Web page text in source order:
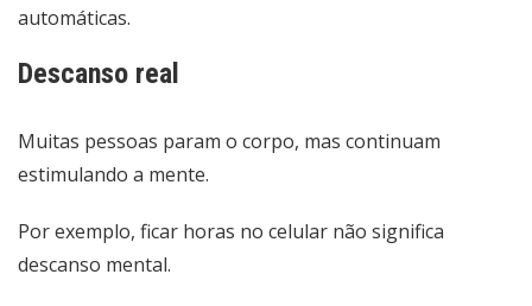
automáticas.
Descanso real
Muitas pessoas param o corpo, mas continuam
estimulando a mente.
Por exemplo, ficar horas no celular não significa
descanso mental.